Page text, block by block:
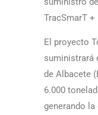
TracSmarT
El proyecto
suministrará
de Albacete
6.000
generando la